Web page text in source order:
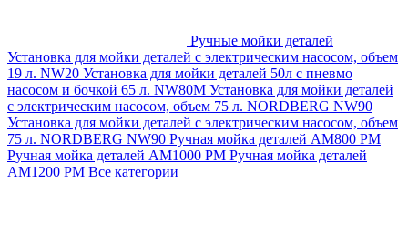
Ручные мойки деталей
Установка для мойки деталей с электрическим насосом, объем
19 л. NW20 Установка для мойки деталей 50л с пневмо
насосом и бочкой 65 л. NW80M Установка для мойки деталей
с электрическим насосом, объем 75 л. NORDBERG NW90
Установка для мойки деталей с электрическим насосом, объем
75 л. NORDBERG NW90 Ручная мойка деталей АМ800 РМ
Ручная мойка деталей АМ1000 РМ Ручная мойка деталей
АМ1200 РМ Все категории